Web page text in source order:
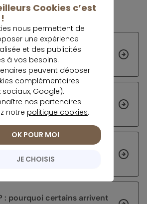
échéances de la rentrée et
à avoir
sa déclaration sur
d’épargne après 60 ans
faire fructifier son capital
: pourquoi certains arrivent
Cookies c’est
nous permettent de
une expérience
et des publicités
à vos besoins.
peuvent déposer
complémentaires
sociaux, Google).
nos partenaires
notre politique cookies.
JE CHOISIS
OK POUR MOI